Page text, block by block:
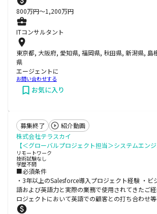
800万円〜1,200万円
ITコンサルタント
東京都, 大阪府, 愛知県, 福岡県, 秋田県, 新潟県, 島
県
エージェントに
お問い合わせする
お気に入り
募集終了
紹介動画
株式会社テラスカイ
【＜グローバルプロジェクト担当＞システムエンジ
リモートワーク
技術試験なし
学歴不問
■必須条件
・3年以上のSalesforce導入プロジェクト経験 ・ビ
語および英語力と実際の業務で使用されてきたご
ロジェクトにおいて英語での顧客との打ち合わせ